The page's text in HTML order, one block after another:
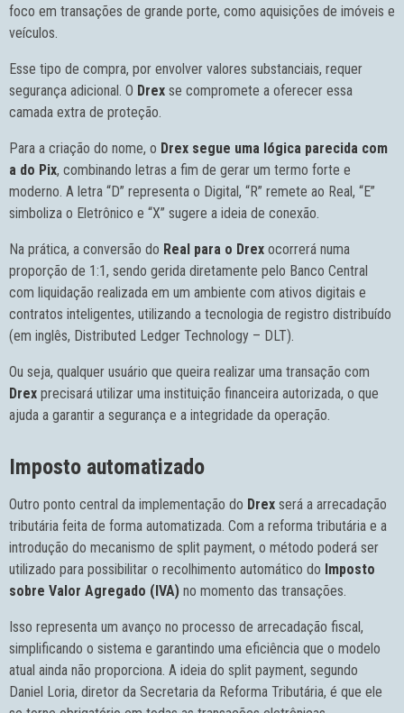
foco em transações de grande porte, como aquisições de imóveis e
veículos.
Esse tipo de compra, por envolver valores substanciais, requer
segurança adicional. O Drex se compromete a oferecer essa
camada extra de proteção.
Para a criação do nome, o Drex segue uma lógica parecida com
a do Pix, combinando letras a fim de gerar um termo forte e
moderno. A letra “D” representa o Digital, “R” remete ao Real, “E”
simboliza o Eletrônico e “X” sugere a ideia de conexão.
Na prática, a conversão do Real para o Drex ocorrerá numa
proporção de 1:1, sendo gerida diretamente pelo Banco Central
com liquidação realizada em um ambiente com ativos digitais e
contratos inteligentes, utilizando a tecnologia de registro distribuído
(em inglês, Distributed Ledger Technology – DLT).
Ou seja, qualquer usuário que queira realizar uma transação com
Drex precisará utilizar uma instituição financeira autorizada, o que
ajuda a garantir a segurança e a integridade da operação.
Imposto automatizado
Outro ponto central da implementação do Drex será a arrecadação
tributária feita de forma automatizada. Com a reforma tributária e a
introdução do mecanismo de split payment, o método poderá ser
utilizado para possibilitar o recolhimento automático do Imposto
sobre Valor Agregado (IVA) no momento das transações.
Isso representa um avanço no processo de arrecadação fiscal,
simplificando o sistema e garantindo uma eficiência que o modelo
atual ainda não proporciona. A ideia do split payment, segundo
Daniel Loria, diretor da Secretaria da Reforma Tributária, é que ele